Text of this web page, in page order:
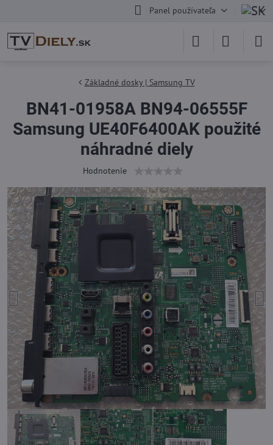
Panel používateľa
Základné dosky | Samsung TV
BN41-01958A BN94-06555F
Samsung UE40F6400AK použité
náhradné diely
Hodnotenie